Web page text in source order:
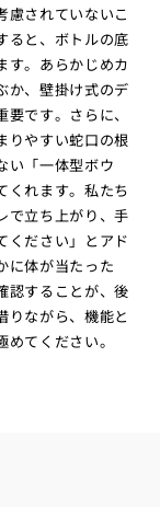
慮されていないこ
ると、ボトルの底
す。あらかじめカ
か、壁掛け式のデ
です。さらに、
りやすい蛇口の根
い「一体型ボウ
くれます。私たち
で立ち上がり、手
ください」とアド
に体が当たった
認することが、後
りながら、機能と
てください。